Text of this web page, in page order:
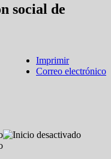
social de
Imprimir
Correo electrónico